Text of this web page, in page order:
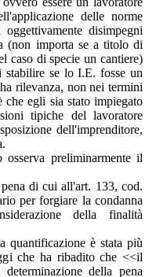
delle norme
disimpegni
(non importa se a titolo di
caso di specie un cantiere)
stabilire se lo I.E. fosse un
rilevanza, non nei termini
egli sia stato impiegato
tipiche del lavoratore
dell'imprenditore,
osserva preliminarmente il
di cui all'art. 133, cod.
per forgiare la condanna
della finalità
quantificazione è stata più
che ha ribadito che <<il
della pena